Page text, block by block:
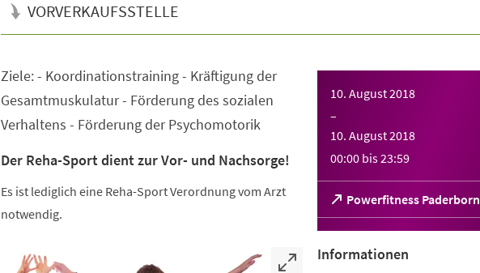
VORVERKAUFSSTELLE
10. August 2018
–
10. August 2018
00:00 bis23:59
Powerfitness Paderborn
(Öffnet
in
einem
neuen
Tab)
Ziele: - Koordinationstraining - Kräftigung der
Gesamtmuskulatur - Förderung des sozialen
Verhaltens - Förderung der Psychomotorik
Der Reha-Sport dient zur Vor- und Nachsorge!
Es ist lediglich eine Reha-Sport Verordnung vom Arzt
notwendig.
Informationen